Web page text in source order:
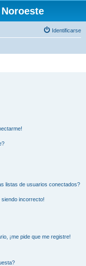
Identificarse
listas de usuarios conectados?
siendo incorrecto!
¡me pide que me registre!